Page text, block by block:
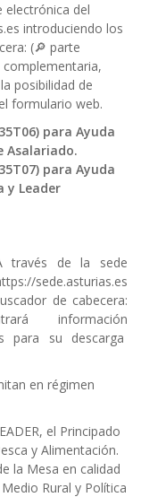
electrónica del
introduciendo los
(🔎 parte
posibilidad de
formulario web.
para Ayuda
Asalariado.
para Ayuda
y Leader
través de la sede
sede.asturias.es
de cabecera:
información
para su descarga
en régimen
el Principado
y Alimentación.
la Mesa en calidad
Rural y Política